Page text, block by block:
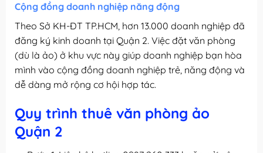
Cộng đồng doanh nghiệp năng động
Theo Sở KH-ĐT TP.HCM, hơn 13.000 doanh nghiệp đã
đăng ký kinh doanh tại Quận 2. Việc đặt văn phòng
(dù là ảo) ở khu vực này giúp doanh nghiệp bạn hòa
mình vào cộng đồng doanh nghiệp trẻ, năng động và
dễ dàng mở rộng cơ hội hợp tác.
Quy trình thuê văn phòng ảo
Quận 2